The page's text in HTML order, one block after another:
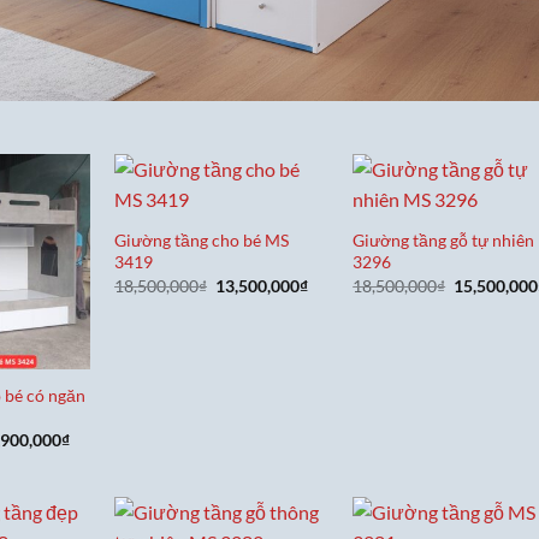
có ngăn
₫Giá
13,900,000₫.
Giường tầng cho bé MS
3419
18,500,000₫ Giá
gốc
13,500,000₫Giá
Giường tầng gỗ tự nhiên
3296
18,500,000₫ Giá
gốc
15,500,000